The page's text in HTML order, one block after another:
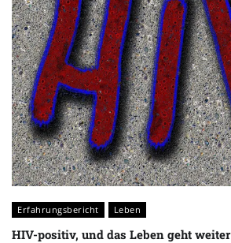
Erfahrungsbericht Leben
HIV-positiv, und das Leben geht weiter